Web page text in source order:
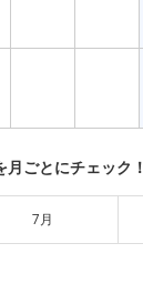
ごとにチェック！
7月